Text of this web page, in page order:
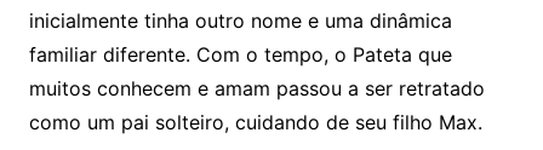
inicialmente tinha outro nome e uma dinâmica
familiar diferente. Com o tempo, o Pateta que
muitos conhecem e amam passou a ser retratado
como um pai solteiro, cuidando de seu filho Max.